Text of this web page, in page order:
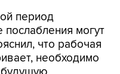
период
могут
что рабочая
необходимо